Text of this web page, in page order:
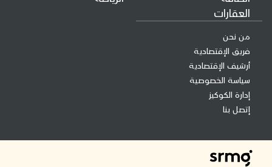
العقارات
من نحن
فريق الإقتصادية
أرشيف الإقتصادية
سياسة الخصوصية
إدارة الكوكيز
إتصل بنا